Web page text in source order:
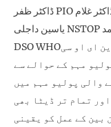
ڈاکٹر ظفر PIO ڈاکٹر یاسر بلوچ ایریا کوآرڈینیٹر ڈبلیو ایچ او ڈاکٹر غلام
یاسین داجلی NSTOP صدام حسین سی سی او کمینیٹ ڈاکٹر ممتاز احمد
DSO WHOسمیت دیگر موجود تھے اجلاس کے موقع پر این ای او سی
مہم کے حوالے سے
والی پولیو مہم میں
تمام تر ڈیٹا بھی
بین کے عمل کو یقینی